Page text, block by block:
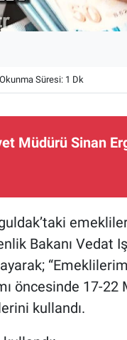
Okunma Süresi: 1 Dk
Müdürü Sinan
Bakanı Vedat
öncesinde 17-22
kullandı.